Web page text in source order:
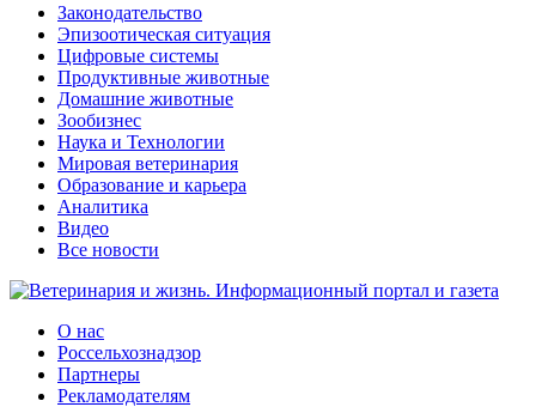
Законодательство
Эпизоотическая ситуация
Цифровые системы
Продуктивные животные
Домашние животные
Зообизнес
Наука и Технологии
Мировая ветеринария
Образование и карьера
Аналитика
Видео
Все новости
О нас
Россельхознадзор
Партнеры
Рекламодателям